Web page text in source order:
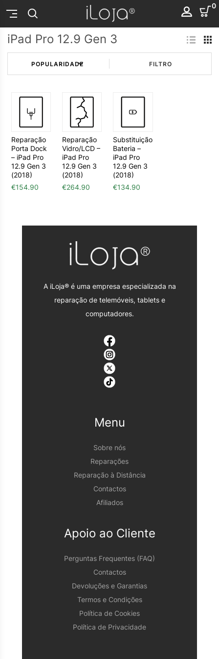
0
iPad Pro 12.9 Gen 3
FILTRO
Reparação
Porta Dock
– iPad Pro
12.9 Gen 3
(2018)
€154.90
Reparação
Vidro/LCD –
iPad Pro
12.9 Gen 3
(2018)
€264.90
Substituição
Bateria –
iPad Pro
12.9 Gen 3
(2018)
€134.90
A iLoja® é uma empresa especializada na
reparação de telemóveis, tablets e
computadores.
Menu
Sobre nós
Reparações
Reparação à Distância
Contactos
Afiliados
Apoio ao Cliente
Perguntas Frequentes (FAQ)
Contactos
Devoluções e Garantias
Termos e Condições
Política de Cookies
Política de Privacidade